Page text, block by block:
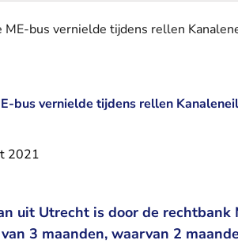
ME-bus vernielde tijdens rellen
bus vernielde tijdens rellen
2021
uit Utrecht is door de
3 maanden, waarvan 2